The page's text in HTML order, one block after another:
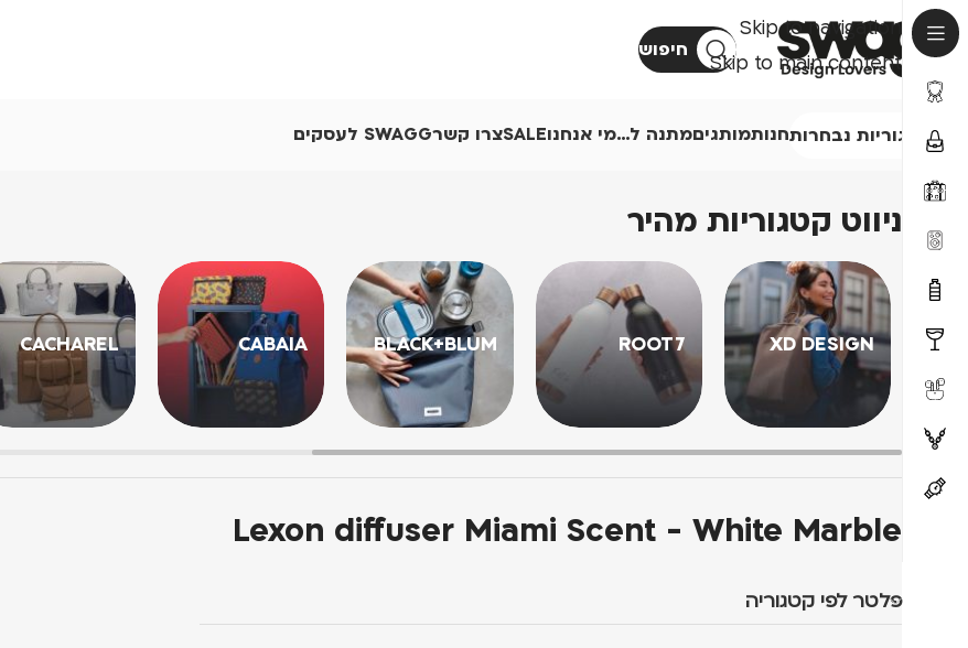
Skip to navigation
Skip to main content
חיפוש
קטגוריות נבחרותחנותמותגיםמתנה ל…מי אנחנוSALEצרו קשרSWAGG לעסקים
ניווט קטגוריות מהיר
XD DESIGN
ROOT7
BLACK+BLUM
CABAIA
CACHAREL
Lexon diffuser Miami Scent - White Marble
פלטר לפי קטגוריה